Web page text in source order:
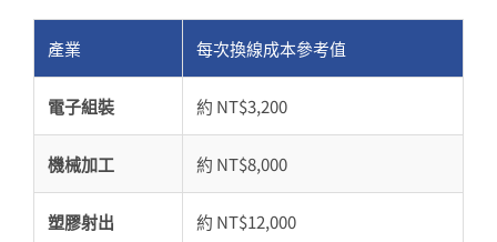
產業 每次換線成本參考值
電子組裝 約 NT$3,200
機械加工 約 NT$8,000
塑膠射出 約 NT$12,000